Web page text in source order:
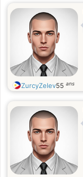
ZurcyZelev55 ans